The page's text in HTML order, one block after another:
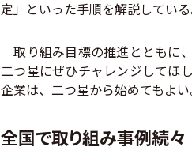
定」といった手順を解説してい
取り組み目標の推進とともに
二つ星にぜひチャレンジしてほ
企業は、二つ星から始めてもよい
全国で取り組み事例続々